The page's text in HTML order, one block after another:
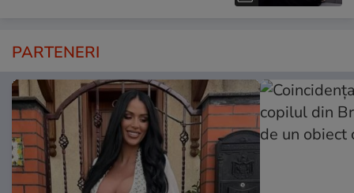
PARTENERI